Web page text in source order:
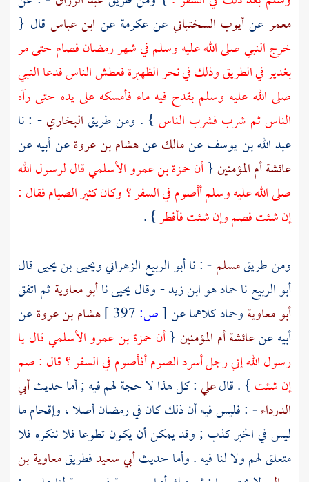
معمر عنأيوب السختياني عنعكرمةعن ابن عباس قال {
خرج النبي صلى الله عليه وسلم في شهر رمضان فصام حتى مر
بغدير في الطريق وذلك في نحر الظهيرة فعطش الناس فدعا النبي
صلى الله عليه وسلم بقدح فيه ماء فأمسكه على يده حتى رآه
الناس ثم شرب فشرب الناس } . ومن طريقالبخاري- : نا
عبد الله بن يوسفعنمالكعنهشام بن عروةعن أبيه عن
عائشة أم المؤمنين{أنحمزة بن عمرو الأسلميقال لرسول الله
صلى الله عليه وسلم أأصوم في السفر ؟ وكان كثير الصيام فقال :
إن شئت فصم وإن شئت فأفطر} .
ومن طريقمسلم- : ناأبو الربيع الزهرانيويحيى بن يحيىقال
أبو الربيعناحماد هو ابن زيد- وقاليحيىناأبو معاويةثم اتفق
أبو معاويةوحمادكلاهما عن[ص: هشام بن عروةعن
أبيه عنعائشة أم المؤمنين {أن حمزة بن عمرو الأسلميقال يا
رسول الله إني رجل أسرد الصوم أفأصوم في السفر ؟ قال : صم
إن شئت } . قالعلي: كل هذا لا حجة لهم فيه ; أما حديثأبي
الدرداء- : فليس فيه أن ذلك كان في رمضان أصلا ، وإقحام ما
ليس في الخبر كذب ; وقد يمكن أن يكون تطوعا فلا ننكره فلا
متعلق لهم ولا لنا فيه . وأما حديثأبي سعيدفطريقمعاوية بن